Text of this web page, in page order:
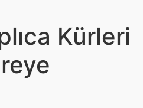
Kürleri